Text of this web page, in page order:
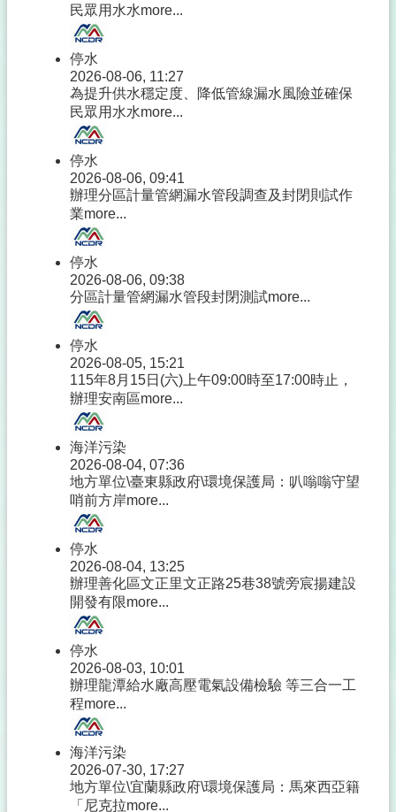
民眾用水水more...
停水
2026-08-06, 11:27
為提升供水穩定度、降低管線漏水風險並確保
民眾用水水more...
停水
2026-08-06, 09:41
辦理分區計量管網漏水管段調查及封閉則試作
業more...
停水
2026-08-06, 09:38
分區計量管網漏水管段封閉測試more...
停水
2026-08-05, 15:21
115年8月15日(六)上午09:00時至17:00時止，
辦理安南區more...
海洋污染
2026-08-04, 07:36
地方單位\臺東縣政府\環境保護局：叭嗡嗡守望
哨前方岸more...
停水
2026-08-04, 13:25
辦理善化區文正里文正路25巷38號旁宸揚建設
開發有限more...
停水
2026-08-03, 10:01
辦理龍潭給水廠高壓電氣設備檢驗 等三合一工
程more...
海洋污染
2026-07-30, 17:27
地方單位\宜蘭縣政府\環境保護局：馬來西亞籍
「尼克拉more...